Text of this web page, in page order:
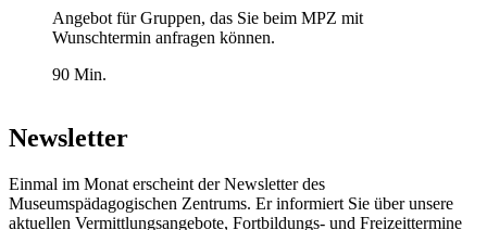
Angebot für Gruppen, das Sie beim MPZ mit
Wunschtermin anfragen können.
90 Min.
Newsletter
Einmal im Monat erscheint der Newsletter des
Museumspädagogischen Zentrums. Er informiert Sie über unsere
aktuellen Vermittlungsangebote, Fortbildungs- und Freizeittermine